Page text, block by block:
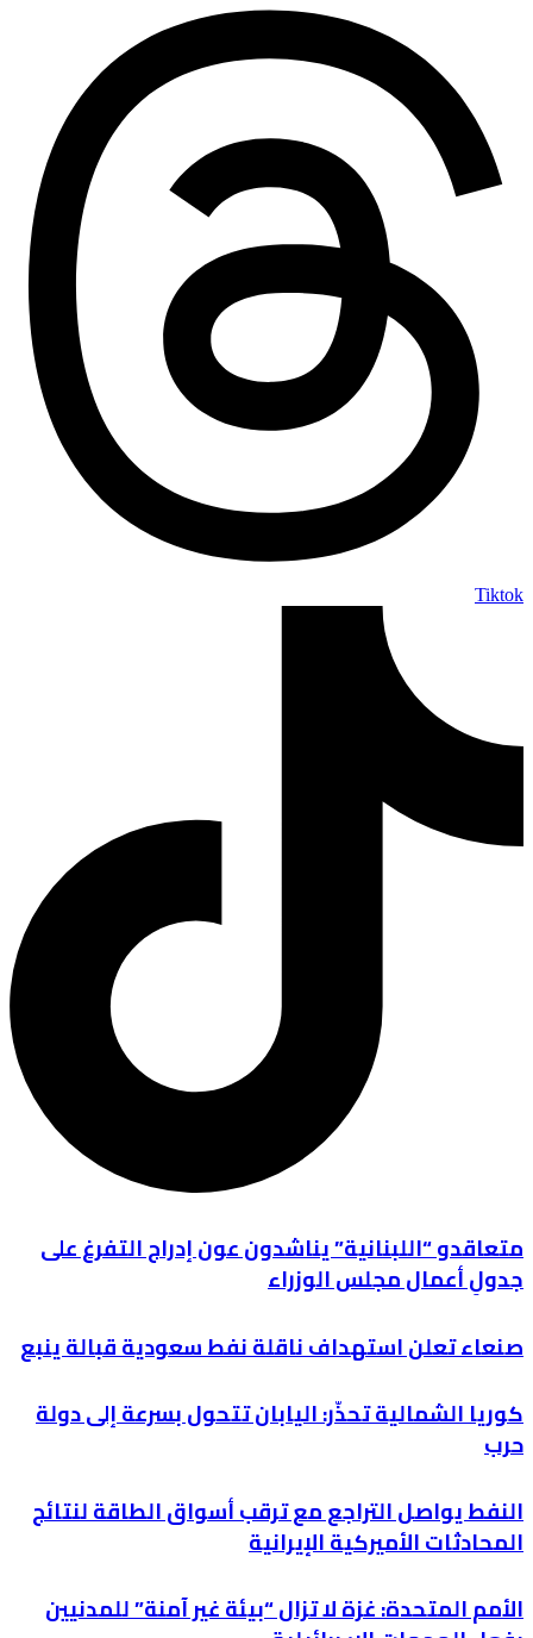
Tiktok
متعاقدو “اللبنانية” يناشدون عون إدراج التفرغ على
جدولِ أعمال مجلس الوزراء
صنعاء تعلن استهداف ناقلة نفط سعودية قبالة ينبع
كوريا الشمالية تحذّر: اليابان تتحول بسرعة إلى دولة
حرب
النفط يواصل التراجع مع ترقب أسواق الطاقة لنتائج
المحادثات الأميركية الإيرانية
الأمم المتحدة: غزة لا تزال “بيئة غير آمنة” للمدنيين